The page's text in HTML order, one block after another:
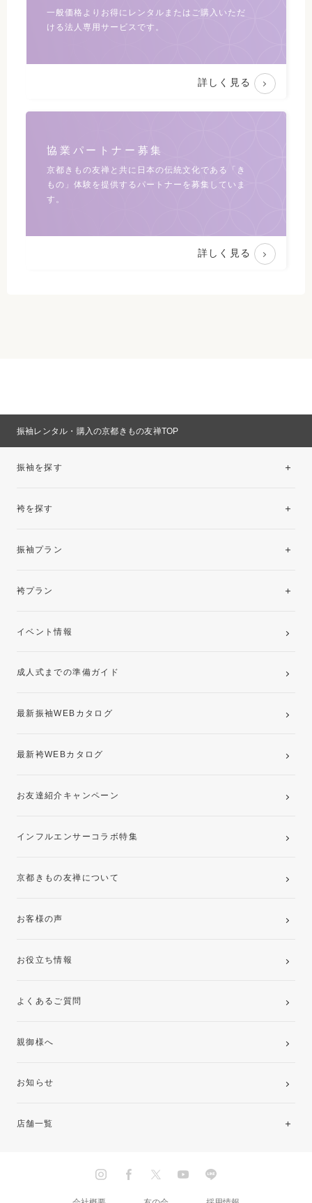
一般価格よりお得にレンタルまたは ご購入いただ
ける法人専用サービスです。
詳しく見る
協業パートナー募集
京都きもの友禅と共に日本の伝統文化である
「き
もの」体験を提供するパートナーを募集していま
す。
詳しく見る
振袖レンタル・購入の京都きもの友禅TOP
振袖を探す
袴を探す
振袖プラン
レンタルプラン
袴プラン
卒業袴レンタルプラン
イベント情報
成人式までの準備ガイド
最新振袖WEBカタログ
最新袴WEBカタログ
お友達紹介キャンペーン
インフルエンサーコラボ特集
京都きもの友禅について
お客様の声
お役立ち情報
よくあるご質問
親御様へ
お知らせ
店舗一覧